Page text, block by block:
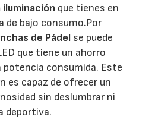
iluminación que tienes en
de bajo consumo.Por
de Pádel se puede
que tiene un ahorro
potencia consumida. Este
es capaz de ofrecer un
sin deslumbrar ni
deportiva.